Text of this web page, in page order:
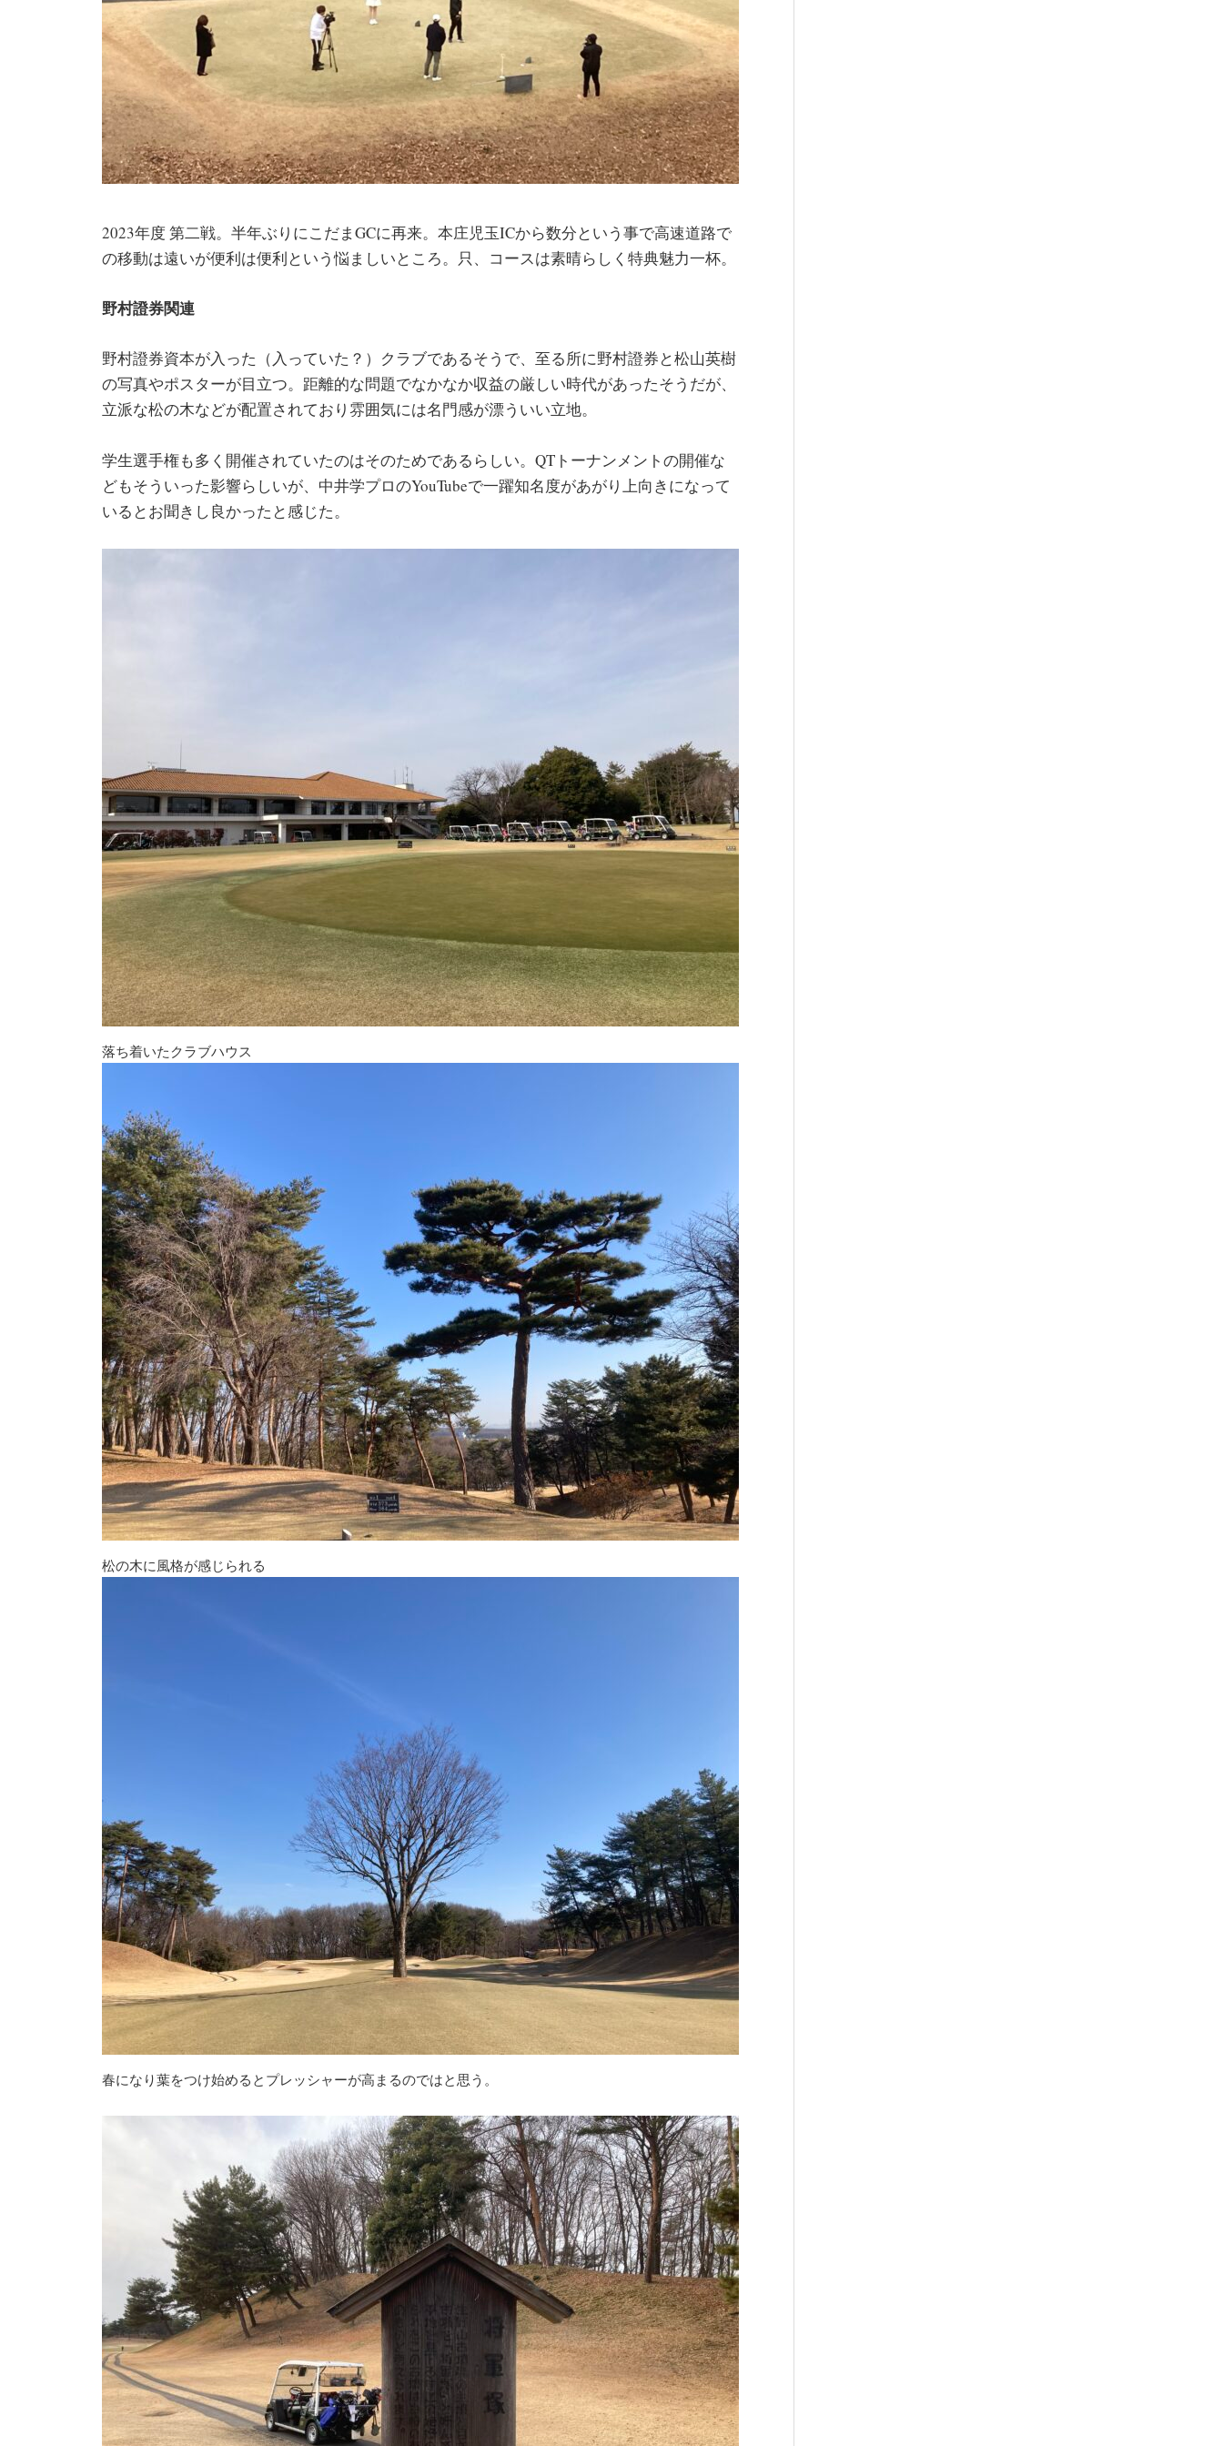
2023年度 第二戦。半年ぶりにこだまGCに再来。本庄児玉ICから数分という事で高速道路で
の移動は遠いが便利は便利という悩ましいところ。只、コースは素晴らしく特典魅力一杯。
野村證券関連
野村證券資本が入った（入っていた？）クラブであるそうで、至る所に野村證券と松山英樹
の写真やポスターが目立つ。距離的な問題でなかなか収益の厳しい時代があったそうだが、
立派な松の木などが配置されており雰囲気には名門感が漂ういい立地。
学生選手権も多く開催されていたのはそのためであるらしい。QTトーナンメントの開催な
どもそういった影響らしいが、中井学プロのYouTubeで一躍知名度があがり上向きになって
いるとお聞きし良かったと感じた。
落ち着いたクラブハウス
松の木に風格が感じられる
春になり葉をつけ始めるとプレッシャーが高まるのではと思う。